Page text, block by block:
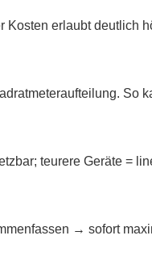
erlaubt deutlich
So
teurere Geräte =
→ sofort